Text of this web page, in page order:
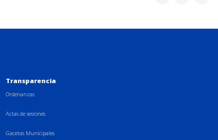
Transparencia
Ordenanzas
Actas de sesiones
Gacetas Municipales